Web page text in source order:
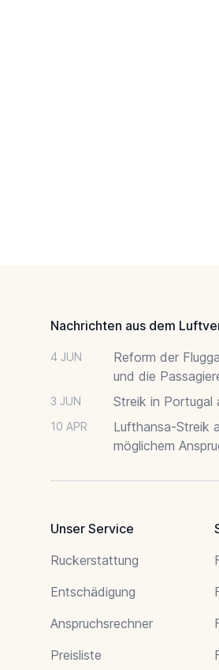
Nachrichten aus dem
4 JUN
Reform der
und die
3 JUN Streik in Portugal
10 APR
Lufthansa-Streik
möglichem
Unser Service
Ruckerstattung
Entschädigung
Anspruchsrechner
Preisliste